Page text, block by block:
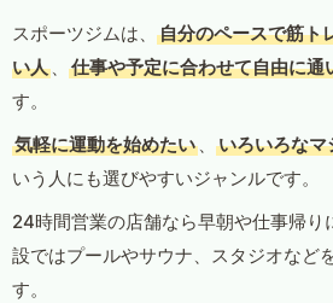
スポーツジムは、
自分のペースで筋ト
い人 、 仕事や予定に合わせて自由に通
す。
気軽に運動を始めたい 、 いろいろな
いう人にも選びやすいジャンルです。
24時間営業の店舗なら早朝や仕事帰り
設ではプールやサウナ、スタジオなど
す。